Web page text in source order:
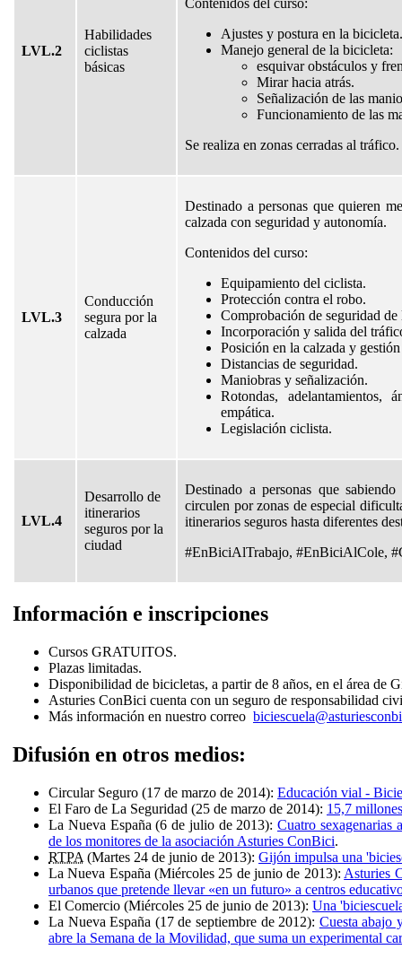
LVL.2
Habilidades
ciclistas
básicas
Contenidos del curso:
Ajustes y postura en la bicicleta.
Manejo general de la bicicleta:
esquivar obstáculos y
Mirar hacia atrás.
Señalización de las
Funcionamiento de las
Se realiza en zonas cerradas al tráfico.
LVL.3
Conducción
segura por la
calzada
Destinado a personas que quieren
calzada con seguridad y autonomía.
Contenidos del curso:
Equipamiento del ciclista.
Protección contra el robo.
Comprobación de seguridad
Incorporación y salida del
Posición en la calzada y
Distancias de seguridad.
Maniobras y señalización.
Rotondas, adelantamientos,
empática.
Legislación ciclista.
LVL.4
Desarrollo de
itinerarios
seguros por la
ciudad
Destinado a personas que
circulen por zonas de especial
itinerarios seguros hasta diferentes
#EnBiciAlTrabajo, #EnBiciAlCole,
Información e inscripciones
Cursos GRATUITOS.
Plazas limitadas.
Disponibilidad de bicicletas, a partir de 8 años, en el área de
Asturies ConBici cuenta con un seguro de responsabilidad
Más información en nuestro correo
Difusión en otros medios:
Circular Seguro (17 de marzo de 2014): Educación vial -
El Faro de La Seguridad (25 de marzo de 2014): 15,7
La Nueva España (6 de julio de 2013): Cuatro sexagenarias
de los monitores de la asociación Asturies ConBici.
RTPA (Martes 24 de junio de 2013): Gijón impulsa una
La Nueva España (Miércoles 25 de junio de 2013): Asturies
urbanos que pretende llevar «en un futuro» a centros
El Comercio (Miércoles 25 de junio de 2013): Una
La Nueva España (17 de septiembre de 2012): Cuesta abajo
abre la Semana de la Movilidad, que suma un experimental